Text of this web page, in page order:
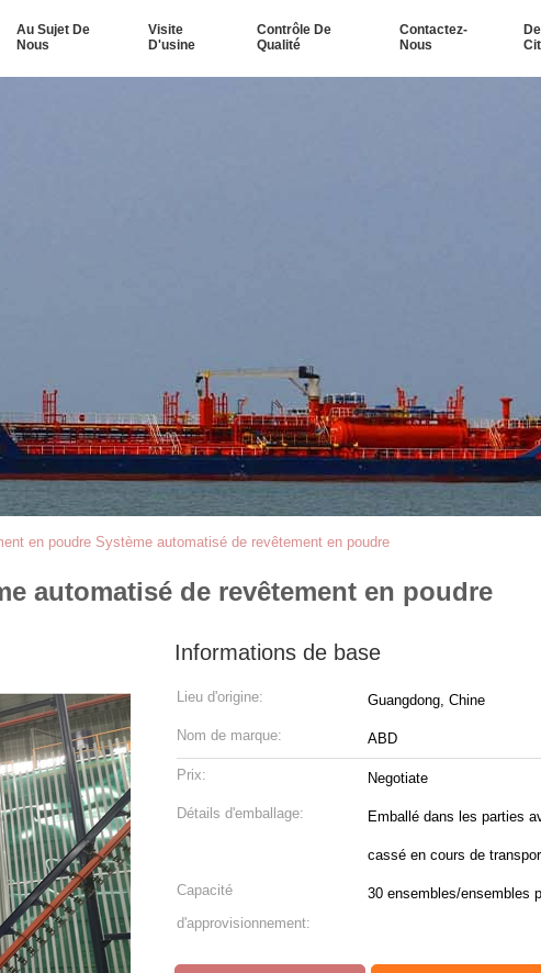
Au Sujet De
Nous
Visite
D'usine
Contrôle De
Qualité
Contactez-
Nous
en poudre Système automatisé de revêtement en poudre
automatisé de revêtement en poudre
Informations de base
Lieu d'origine: Guangdong, Chine
Nom de marque: ABD
Prix: Negotiate
Détails d'emballage: Emballé dans les parties
cassé en cours de
Capacité
d'approvisionnement: